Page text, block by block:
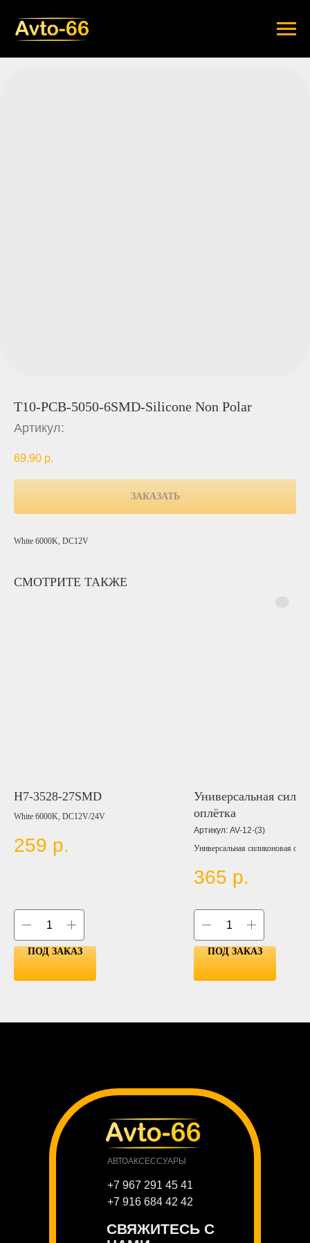
T10-PCB-5050-6SMD-Silicone Non Polar
Артикул:
69,90 р.
ЗАКАЗАТЬ
White 6000K, DC12V
СМОТРИТЕ ТАКЖЕ
H7-3528-27SMD
White 6000K, DC12V/24V
259 р.
ПОД ЗАКАЗ
Универсальная
оплётка
Артикул: AV-12-(3)
Универсальная силиконовая
средств
365 р.
ПОД ЗАКАЗ
СВЯЖИТЕСЬ С
АВТОАКСЕССУАРЫ
+7 967 291 45 41
+7 916 684 42 42